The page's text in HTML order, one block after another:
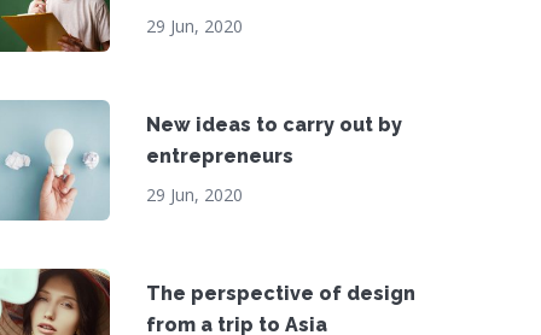
29 Jun, 2020
New ideas to carry out by
entrepreneurs
29 Jun, 2020
The perspective of design
from a trip to Asia